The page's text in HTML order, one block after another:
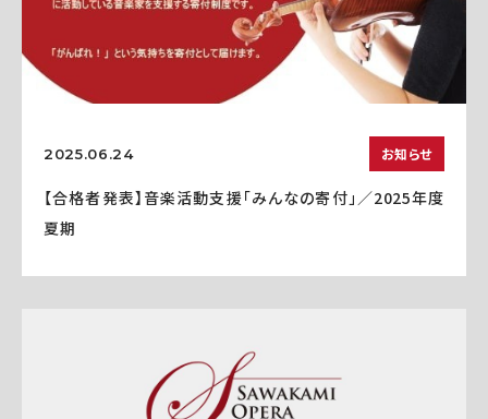
2025.06.24 お知らせ
【合格者発表】音楽活動支援「みんなの寄付」／2025年度
夏期